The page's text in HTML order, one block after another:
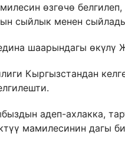
өзгөчө
сыйлык менен
шаарындагы өкүлү
Кыргызстандан
адеп-ахлакка,
мамилесинин дагы